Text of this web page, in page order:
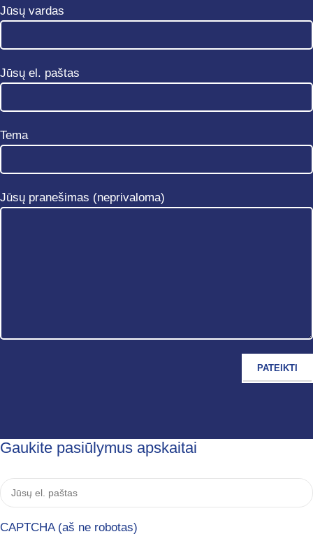
Jūsų vardas
Jūsų el. paštas
Tema
Jūsų pranešimas (neprivaloma)
Gaukite pasiūlymus apskaitai
Jūsų
el.
paštas*
CAPTCHA (aš ne robotas)